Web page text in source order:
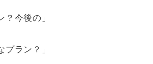
？今後の」
ラン？」